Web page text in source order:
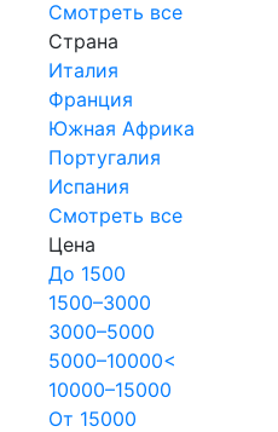
Смотреть все
Страна
Италия
Франция
Южная Африка
Португалия
Испания
Смотреть все
Цена
До 1500
1500–3000
3000–5000
5000–10000<
10000–15000
От 15000